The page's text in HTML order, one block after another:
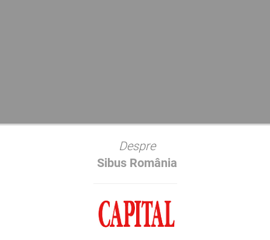
Despre
Sibus România